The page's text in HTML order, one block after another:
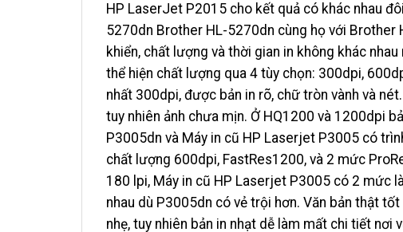
HP LaserJet P2015 cho kết quả có khác nhau
5270dn Brother HL-5270dn cùng họ với Brother
khiển, chất lượng và thời gian in không khác
thể hiện chất lượng qua 4 tùy chọn: 300dpi,
nhất 300dpi, được bản in rõ, chữ tròn vành và
tuy nhiên ảnh chưa mịn. Ở HQ1200 và 1200dpi
P3005dn và Máy in cũ HP Laserjet P3005 có
chất lượng 600dpi, FastRes1200, và 2 mức
180 lpi, Máy in cũ HP Laserjet P3005 có 2 mức
nhau dù P3005dn có vẻ trội hơn. Văn bản thật
nhẹ, tuy nhiên bản in nhạt dễ làm mất chi tiết nơi